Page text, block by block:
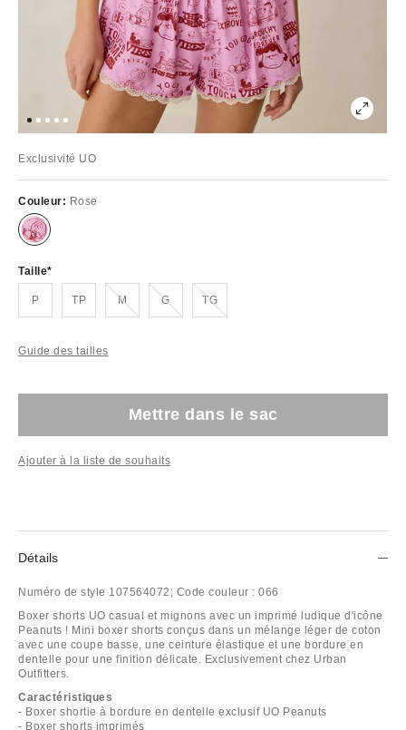
Exclusivité UO
Couleur: Rose
Taille
P TP MÉpuisé GÉpuisé TGÉpuisé
Guide des tailles
Mettre dans le sac
Ajouter à la liste de souhaits
Détails
Numéro de style 107564072; Code couleur : 066
Boxer shorts UO casual et mignons avec un imprimé ludique d'icône
Peanuts ! Mini boxer shorts conçus dans un mélange léger de coton
avec une coupe basse, une ceinture élastique et une bordure en
dentelle pour une finition délicate. Exclusivement chez Urban
Outfitters.
Caractéristiques
- Boxer shortie à bordure en dentelle exclusif UO Peanuts
- Boxer shorts imprimés